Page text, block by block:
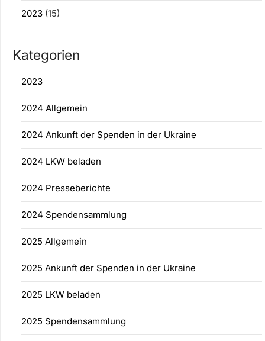
2023 (15)
Kategorien
2023
2024 Allgemein
2024 Ankunft der Spenden in der Ukraine
2024 LKW beladen
2024 Presseberichte
2024 Spendensammlung
2025 Allgemein
2025 Ankunft der Spenden in der Ukraine
2025 LKW beladen
2025 Spendensammlung